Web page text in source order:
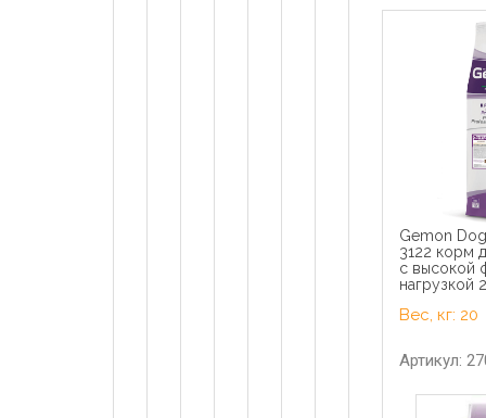
Gemon
3122 корм
с высокой
нагрузкой
Вес, кг: 20
Артикул: